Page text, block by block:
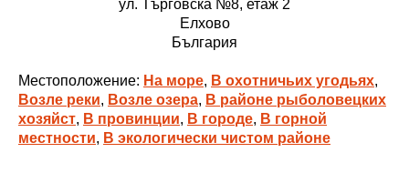
ул. Търговска №8, етаж 2
Елхово
България
Местоположение: На море, В охотничьих угодьях,
Возле реки, Возле озера, В районе рыболовецких
хозяйст, В провинции, В городе, В горной
местности, В экологически чистом районе